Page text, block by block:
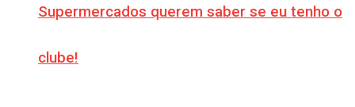
Supermercados querem saber se eu tenho o
clube!